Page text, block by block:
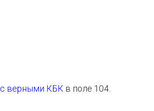
с верными КБК в поле 104.